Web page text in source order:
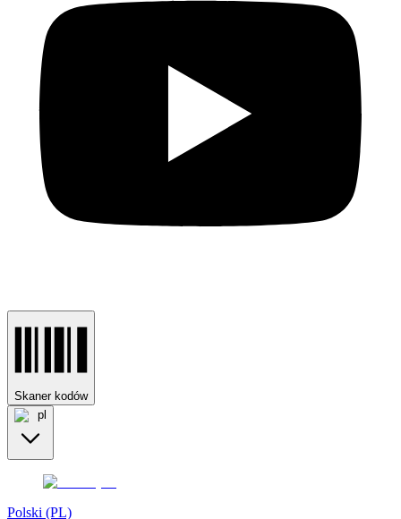
Skaner kodów
pl
Polski (PL)